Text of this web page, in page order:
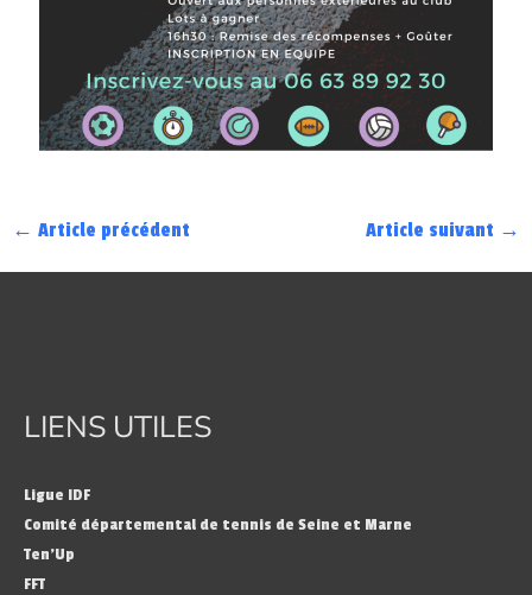
← Article précédent Article suivant →
LIENS UTILES
Ligue IDF
Comité départemental de tennis de Seine et Marne
Ten’Up
FFT